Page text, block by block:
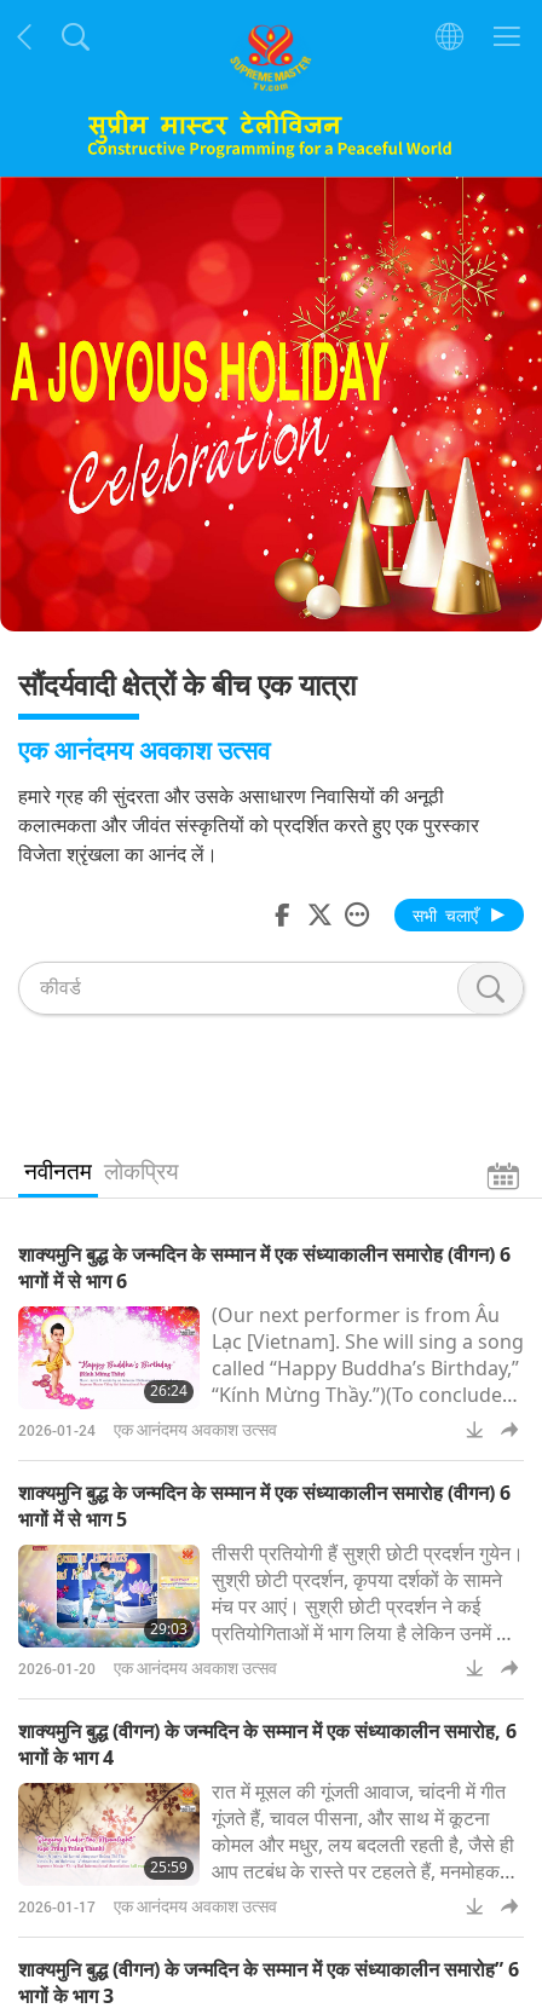
सौंदर्यवादी क्षेत्रों के बीच एक यात्रा
एक आनंदमय अवकाश उत्सव
हमारे ग्रह की सुंदरता और उसके असाधारण निवासियों की अनूठी
कलात्मकता और जीवंत संस्कृतियों को प्रदर्शित करते हुए एक पुरस्कार
विजेता श्रृंखला का आनंद लें।
सभी चलाएँ
नवीनतम लोकप्रिय
शाक्यमुनि बुद्ध के जन्मदिन के सम्मान में एक संध्याकालीन समारोह (वीगन) 6
भागों में से भाग 6
26:24
(Our next performer is from Âu
Lạc [Vietnam]. She will sing a song
called “Happy Buddha’s Birthday,”
“Kính Mừng Thầy.”)(To conclude
this evening’s performances, it
will be from Seoul, Korea, and the
Talchum.”)Thank you. When I first
after my lecture – thousands of
people, just about three, four
thousand, the first time in Busan
– and they love
2026-01-24 एक आनंदमय अवकाश उत्सव
शाक्यमुनि बुद्ध के जन्मदिन के सम्मान में एक संध्याकालीन समारोह (वीगन) 6
भागों में से भाग 5
29:03
तीसरी प्रतियोगी हैं सुश्री छोटी प्रदर्शन गुयेन।
सुश्री छोटी प्रदर्शन, कृपया दर्शकों के सामने
मंच पर आएं। सुश्री छोटी प्रदर्शन ने कई
प्रतियोगिताओं में भाग लिया है लेकिन उनमें से
कोई भी नहीं जीती है।
2026-01-20 एक आनंदमय अवकाश उत्सव
शाक्यमुनि बुद्ध (वीगन) के जन्मदिन के सम्मान में एक संध्याकालीन समारोह, 6
भागों के भाग 4
25:59
रात में मूसल की गूंजती आवाज, चांदनी में गीत
गूंजते हैं, चावल पीसना, और साथ में कूटना
कोमल और मधुर, लय बदलती रहती है, जैसे ही
आप तटबंध के रास्ते पर टहलते हैं, मनमोहक
लोकगीत सुनते हैं, क्या आप अंदर नहीं आओगे,
मेरे प्रिय, हालांकि देर हो गई है, मैं फिर भी
जाऊंगी
2026-01-17 एक आनंदमय अवकाश उत्सव
शाक्यमुनि बुद्ध (वीगन) के जन्मदिन के सम्मान में एक संध्याकालीन समारोह” 6
भागों के भाग 3